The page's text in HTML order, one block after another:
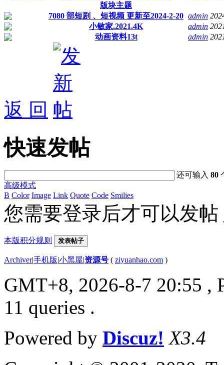
版块主题
7080 部短剧 、短视频 更新至2024-2-20 admin
小敏家.2021.4K
admin
动画资料13t
admin
返 回
快速发帖
还可输入80
高级模式
B Color Image Link Quote Code Smilies
您需要登录后才可以发帖
本版积分规则 发表帖子
Archiver|手机版|小黑屋|资源号 ( ziyuanhao.com )
GMT+8, 2026-8-7 20:55 ,
11 queries .
Powered by Discuz! X3.4